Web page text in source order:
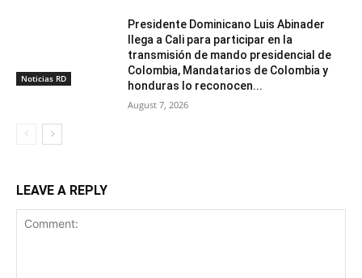
Noticias RD
Presidente Dominicano Luis Abinader
llega a Cali para participar en la
transmisión de mando presidencial de
Colombia, Mandatarios de Colombia y
honduras lo reconocen...
August 7, 2026
LEAVE A REPLY